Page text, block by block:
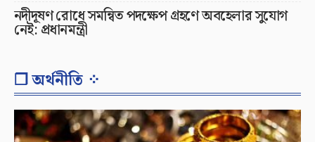
নদীদূষণ রোধে সমন্বিত পদক্ষেপ গ্রহণে অবহেলার সুযোগ
নেই: প্রধানমন্ত্রী
❐ অর্থনীতি ⁘